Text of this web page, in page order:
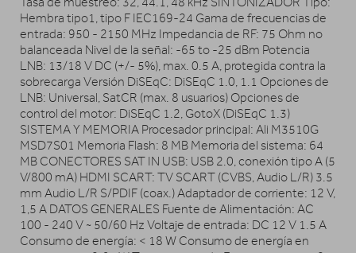
Hembra tipo1, tipo F IEC169-24 Gama de frecuencias de
entrada: 950 - 2150 MHz Impedancia de RF: 75 Ohm no
balanceada Nivel de la señal: -65 to -25 dBm Potencia
LNB: 13/18 V DC (+/- 5%), max. 0.5 A, protegida contra la
sobrecarga Versión DiSEqC: DiSEqC 1.0, 1.1 Opciones de
LNB: Universal, SatCR (max. 8 usuarios) Opciones de
control del motor: DiSEqC 1.2, GotoX (DiSEqC 1.3)
SISTEMA Y MEMORIA Procesador principal: Ali M3510G
MSD7S01 Memoria Flash: 8 MB Memoria del sistema: 64
MB CONECTORES SAT IN USB: USB 2.0, conexión tipo A (5
V/800 mA) HDMI SCART: TV SCART (CVBS, Audio L/R) 3.5
mm Audio L/R S/PDIF (coax.) Adaptador de corriente: 12 V,
1,5 A DATOS GENERALES Fuente de Alimentación: AC
100 - 240 V ~ 50/60 Hz Voltaje de entrada: DC 12 V 1.5 A
Consumo de energía: < 18 W Consumo de energía en